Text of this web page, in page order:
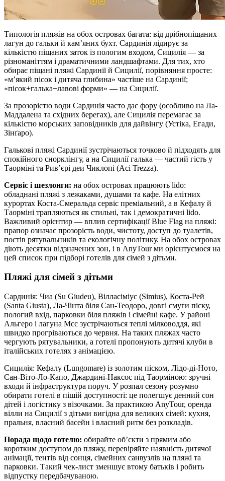
Типологія пляжів на обох островах багата: від дрібнопіщаних
лагун до гальки й кам’яних бухт. Сардинія лідирує за
кількістю піщаних заток із пологим входом, Сицилія — за
різноманіттям і драматичними ландшафтами. Для тих, хто
обирає піщані пляжі Сардинії й Сицилії, порівняння просте:
«м’який пісок і дитяча глибина» частіше на Сардинії;
«пісок+галька+лавові форми» — на Сицилії.
За прозорістю води Сардинія часто дає фору (особливо на Ла-
Маддалена та східних берегах), але Сицилія перемагає за
кількістю морських заповідників для дайвінгу (Устіка, Егади,
Зінґаро).
Галькові пляжі Сардинії зустрічаються точково й підходять для
спокійного снорклінгу, а на Сицилії галька — частий гість у
Таорміні та Рив’єрі деи Чиклопі (Aci Trezza).
Сервіс і шезлонги: на обох островах працюють lido:
обладнані пляжі з лежаками, душами та кафе. На елітних
курортах Коста-Смеральда сервіс преміальний, а в Кефалу й
Таорміні трапляються як стильні, так і демократичні lido.
Важливий орієнтир — вплив сертифікації Blue Flag на пляжі:
прапор означає прозорість води, чистоту, доступ до туалетів,
постів рятувальників та екологічну політику. На обох островах
діють десятки відзначених зон, і в AnyTour ми орієнтуємося на
цей список при підборі готелів для сімей з дітьми.
Пляжі для сімей з дітьми
Сардинія: Чиа (Su Giudeu), Вілласіміус (Simius), Коста-Рей
(Santa Giusta), Ла-Чінта біля Сан-Теодоро, довгі смуги піску,
пологий вхід, парковки біля пляжів і сімейні кафе. У районі
Альгеро і лагуна Мсс зустрічаються теплі мілководдя, які
швидко прогріваються до червня. На таких пляжах часто
чергують рятувальники, а готелі пропонують дитячі клуби в
італійських готелях з анімацією.
Сицилія: Кефалу (Lungomare) із золотим піском, Лідо-ді-Ното,
Сан-Віто-Ло-Капо, Джардині-Наксос під Таорміною: зручні
входи й інфраструктура поруч. У розпал сезону розумно
обирати готелі в пішій доступності: це полегшує денний сон
дітей і логістику з візочками. За практикою AnyTour, оренда
вілли на Сицилії з дітьми вигідна для великих сімей: кухня,
пральня, власний басейн і власний ритм без розкладів.
Порада щодо готелю: обирайте об’єкти з прямим або
коротким доступом до пляжу, перевіряйте наявність дитячої
анімації, тентів від сонця, сімейних санвузлів на пляжі та
парковки. Такий чек‑лист зменшує втому батьків і робить
відпустку передбачуваною.